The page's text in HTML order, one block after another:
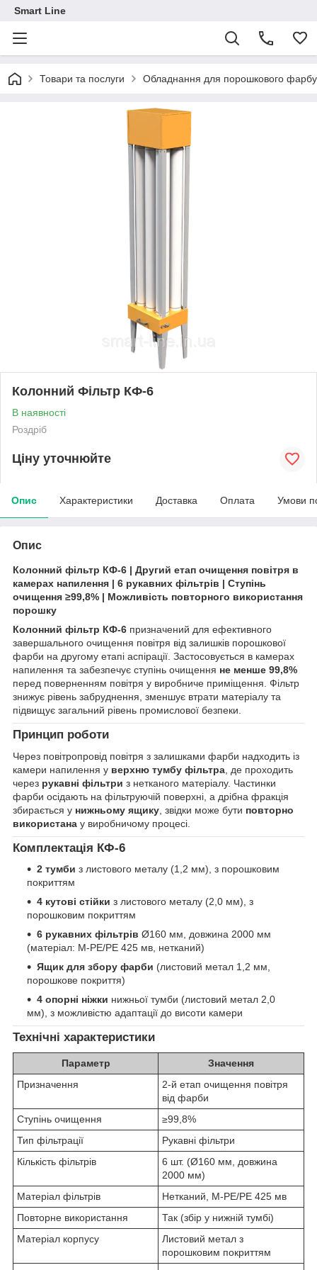
Smart Line
Товари та послуги Обладнання для порошкового
Колонний Фільтр КФ-6
В наявності
Роздріб
Ціну уточнюйте
Опис Характеристики Доставка Оплата Умови
Опис
Колонний фільтр КФ-6 | Другий етап очищення повітря в
камерах напилення | 6 рукавних фільтрів | Ступінь
очищення ≥99,8% | Можливість повторного використання
порошку
Колонний фільтр КФ-6 призначений для ефективного
завершального очищення повітря від залишків порошкової
фарби на другому етапі аспірації. Застосовується в камерах
напилення та забезпечує ступінь очищення не менше 99,8%
перед поверненням повітря у виробниче приміщення. Фільтр
знижує рівень забруднення, зменшує втрати матеріалу та
підвищує загальний рівень промислової безпеки.
Принцип роботи
Через повітропровід повітря з залишками фарби надходить із
камери напилення у верхню тумбу фільтра , де проходить
через рукавні фільтри з нетканого матеріалу. Частинки
фарби осідають на фільтруючій поверхні, а дрібна фракція
збирається у нижньому ящику , звідки може бути повторно
використана у виробничому процесі.
Комплектація КФ-6
2 тумби з листового металу (1,2 мм), з порошковим
покриттям
4 кутові стійки з листового металу (2,0 мм), з
порошковим покриттям
6 рукавних фільтрів Ø160 мм, довжина 2000 мм
(матеріал: М-РЕ/РЕ 425 мв, нетканий)
Ящик для збору фарби (листовий метал 1,2 мм,
порошкове покриття)
4 опорні ніжки нижньої тумби (листовий метал 2,0
мм), з можливістю адаптації до висоти камери
Технічні характеристики
Параметр
Значення
Призначення
2-й етап очищення повітря
від фарби
Ступінь очищення
≥99,8%
Тип фільтрації
Рукавні фільтри
Кількість фільтрів
6 шт. (Ø160 мм, довжина
2000 мм)
Матеріал фільтрів
Нетканий, М-РЕ/РЕ 425 мв
Повторне використання
Так (збір у нижній тумбі)
Матеріал корпусу
Листовий метал з
порошковим покриттям